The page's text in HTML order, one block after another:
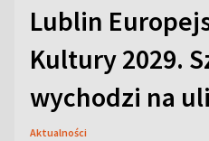
Lublin
Kultury 2029.
wychodzi na
Aktualności